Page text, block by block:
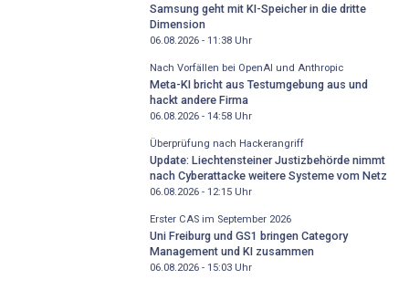
Samsung geht mit KI-Speicher in die dritte
Dimension
06.08.2026 - 11:38Uhr
Nach Vorfällen bei OpenAI und Anthropic
Meta-KI bricht aus Testumgebung aus und
hackt andere Firma
06.08.2026 - 14:58Uhr
Überprüfung nach Hackerangriff
Update: Liechtensteiner Justizbehörde nimmt
nach Cyberattacke weitere Systeme vom Netz
06.08.2026 - 12:15Uhr
Erster CAS im September 2026
Uni Freiburg und GS1 bringen Category
Management und KI zusammen
06.08.2026 - 15:03Uhr